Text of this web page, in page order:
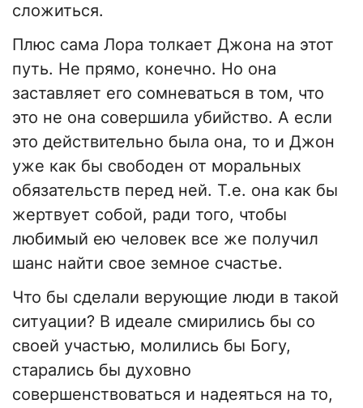
сложиться.
Плюс сама Лора толкает Джона на этот
путь. Не прямо, конечно. Но она
заставляет его сомневаться в том, что
это не она совершила убийство. А если
это действительно была она, то и Джон
уже как бы свободен от моральных
обязательств перед ней. Т.е. она как бы
жертвует собой, ради того, чтобы
любимый ею человек все же получил
шанс найти свое земное счастье.
Что бы сделали верующие люди в такой
ситуации? В идеале смирились бы со
своей участью, молились бы Богу,
старались бы духовно
совершенствоваться и надеяться на то,